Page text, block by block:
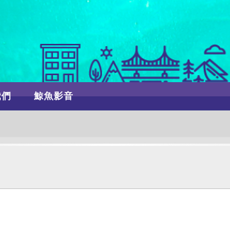
們 鯨魚影音